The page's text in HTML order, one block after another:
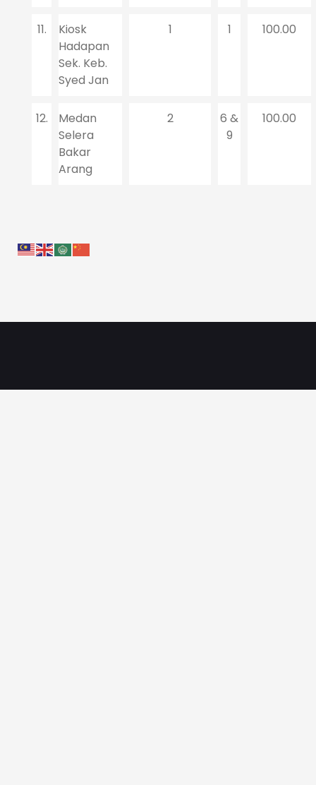
11.
Kiosk
Hadapan
Sek. Keb.
Syed Jan
1 1 100.00
12.
Medan
Selera
Bakar
Arang
2
6 &
9
100.00